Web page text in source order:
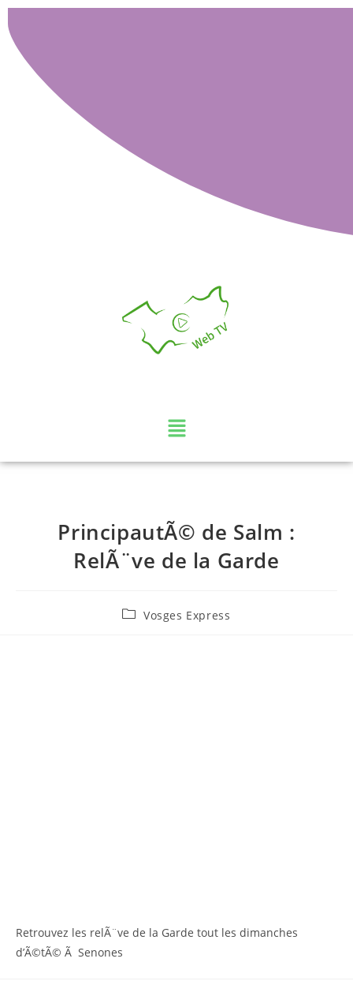
PrincipautÃ© de Salm :
RelÃ¨ve de la Garde
Vosges Express
Retrouvez les relÃ¨ve de la Garde tout les dimanches
d’Ã©tÃ© Ã Senones